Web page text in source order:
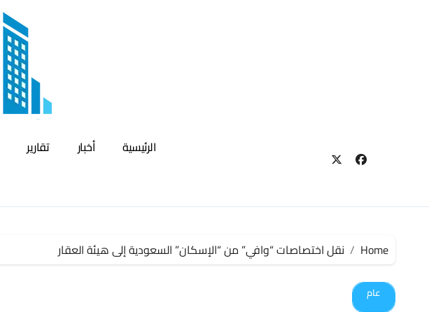
الرئيسية أخبار تقارير
Home نقل اختصاصات “وافي” من “الإسكان” السعودية إلى هيئة العقار
عام